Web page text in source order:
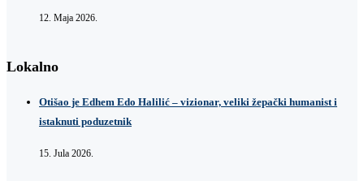
12. Maja 2026.
Lokalno
Otišao je Edhem Edo Halilić – vizionar, veliki žepački humanist i
istaknuti poduzetnik
15. Jula 2026.